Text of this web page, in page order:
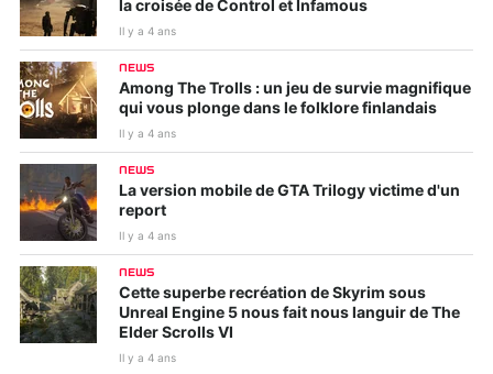
la croisée de Control et Infamous
Il y a 4 ans
NEWS
Among The Trolls : un jeu de survie magnifique
qui vous plonge dans le folklore finlandais
Il y a 4 ans
NEWS
La version mobile de GTA Trilogy victime d'un
report
Il y a 4 ans
NEWS
Cette superbe recréation de Skyrim sous
Unreal Engine 5 nous fait nous languir de The
Elder Scrolls VI
Il y a 4 ans